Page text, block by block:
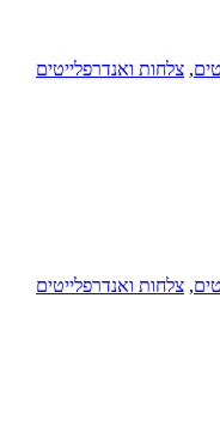
ואנדרפלייטים
ואנדרפלייטים